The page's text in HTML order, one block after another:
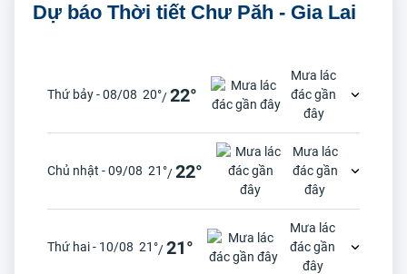
Dự báo Thời tiết Chư Păh - Gia Lai
Thứ bảy - 08/08 20°/22°
Mưa lác
đác gần
đây
Chủ nhật - 09/08 21°/22°
Mưa lác
đác gần
đây
Thứ hai - 10/08 21°/21°
Mưa lác
đác gần
đây